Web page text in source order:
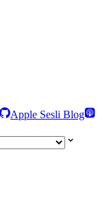
Apple Sesli Blog